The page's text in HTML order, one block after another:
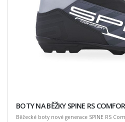
BOTY NA BĚŽKY SPINE RS
Běžecké boty nové generace SPINE RS